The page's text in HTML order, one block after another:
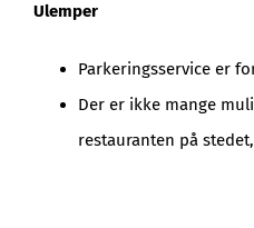
Ulemper
Parkeringsservice er
Der er ikke mange
restauranten på